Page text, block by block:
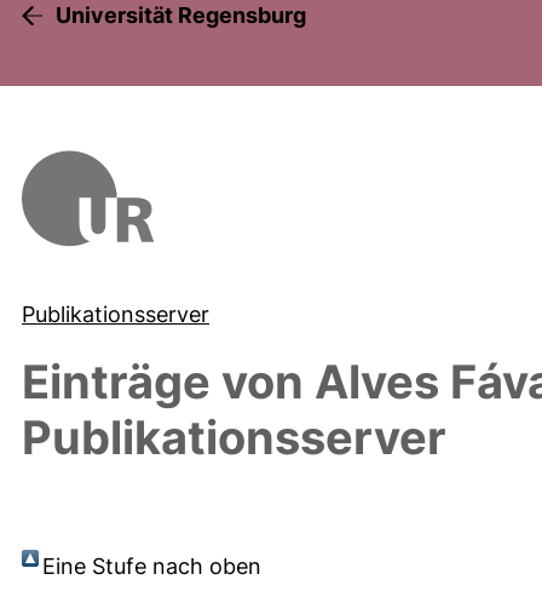
Universität Regensburg
Publikationsserver
Einträge von Alves
Publikationsserver
Eine Stufe nach oben